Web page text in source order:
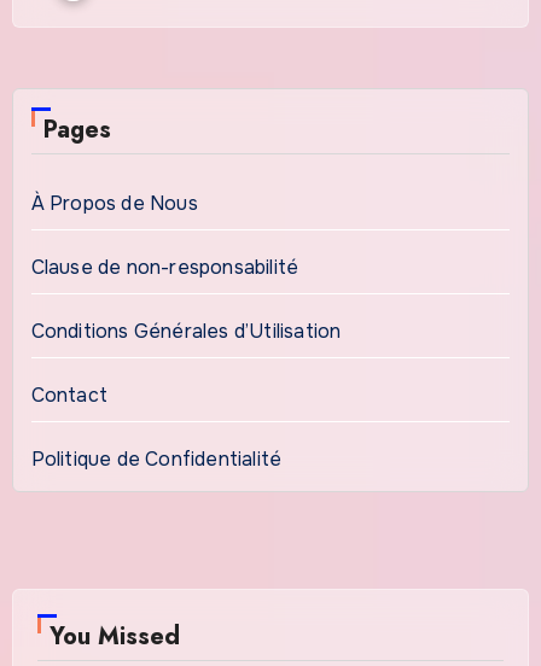
Pages
À Propos de Nous
Clause de non-responsabilité
Conditions Générales d’Utilisation
Contact
Politique de Confidentialité
You Missed